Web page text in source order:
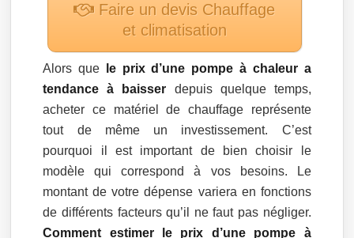
Faire un devis Chauffage
et climatisation
Alors que
le prix d’une pompe à chaleur a
tendance à baisser depuis quelque temps,
acheter ce matériel de chauffage représente
tout de même un investissement. C’est
pourquoi il est important de bien choisir le
modèle qui correspond à vos besoins. Le
montant de votre dépense variera en fonctions
de différents facteurs qu’il ne faut pas négliger.
Comment estimer le prix d’une pompe à